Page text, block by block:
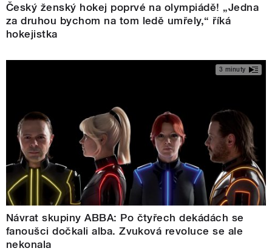
Český ženský hokej poprvé na olympiádě! „Jedna
za druhou bychom na tom ledě umřely,“ říká
hokejistka
3 minuty
Návrat skupiny ABBA: Po čtyřech dekádách se
fanoušci dočkali alba. Zvuková revoluce se ale
nekonala